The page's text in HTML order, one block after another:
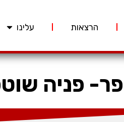
הרצאות עלינו
פניה